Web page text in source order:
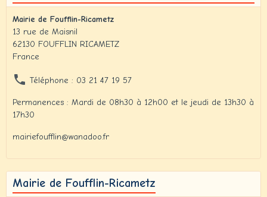
Mairie de Foufflin-Ricametz
13 rue de Maisnil
62130 FOUFFLIN RICAMETZ
France
Téléphone : 03 21 47 19 57
Permanences : Mardi de 08h30 à 12h00 et le jeudi de 13h30 à
17h30
mairiefoufflin@wanadoo.fr
Mairie de Foufflin-Ricametz